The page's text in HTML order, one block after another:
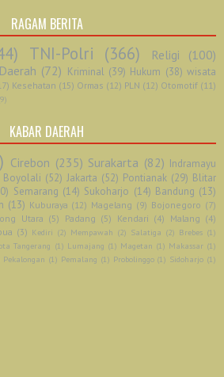
RAGAM BERITA
TNI-Polri (366) Religi
(100)
(72) Kriminal (39) Hukum (38) wisata
Kesehatan (15) Ormas (12) PLN (12) Otomotif (11)
KABAR DAERAH
Cirebon (235) Surakarta (82) Indramayu
Boyolali (52) Jakarta (52) Pontianak (29) Blitar
Semarang (14) Sukoharjo (14) Bandung (13)
(13) Kuburaya (12) Magelang (9) Bojonegoro (7)
Utara (5) Padang (5) Kendari (4) Malang (4)
(3) Kediri (2) Mempawah (2) Salatiga (2) Brebes (1)
Tangerang (1) Lumajang (1) Magetan (1) Makassar (1)
Pekalongan (1) Pemalang (1) Probolinggo (1) Sidoharjo (1)